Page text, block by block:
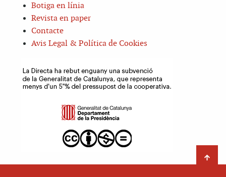
Botiga en línia
Revista en paper
Contacte
Avis Legal & Política de Cookies